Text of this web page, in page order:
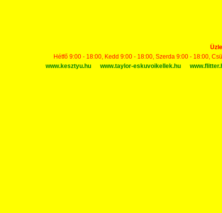
Hétfő 9:00 - 18:00, Kedd 9:00 - 18:00, Szerda 9:00 - 18:00,
www.kesztyu.hu
www.taylor-eskuvoikellek.hu